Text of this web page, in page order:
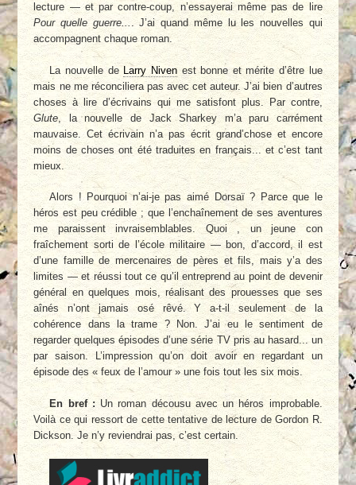
lecture — et par contre-coup, n’essayerai même pas de lire
Pour quelle guerre... . J’ai quand même lu les nouvelles qui
accompagnent chaque roman.
La nouvelle de Larry Nivenest bonne et mérite d’être lue
mais ne me réconciliera pas avec cet auteur. J’ai bien d’autres
choses à lire d’écrivains qui me satisfont plus. Par contre,
Glute , la nouvelle de Jack Sharkey m’a paru carrément
mauvaise. Cet écrivain n’a pas écrit grand’chose et encore
moins de choses ont été traduites en français... et c’est tant
mieux.
Alors ! Pourquoi n’ai-je pas aimé Dorsaï ? Parce que le
héros est peu crédible ; que l’enchaînement de ses aventures
me paraissent invraisemblables. Quoi , un jeune con
fraîchement sorti de l’école militaire — bon, d’accord, il est
d’une famille de mercenaires de pères et fils, mais y’a des
limites — et réussi tout ce qu’il entreprend au point de devenir
général en quelques mois, réalisant des prouesses que ses
aînés n’ont jamais osé rêvé. Y a-t-il seulement de la
cohérence dans la trame ? Non. J’ai eu le sentiment de
regarder quelques épisodes d’une série TV pris au hasard... un
par saison. L’impression qu’on doit avoir en regardant un
épisode des « feux de l’amour » une fois tout les six mois.
En bref :Un roman décousu avec un héros improbable.
Voilà ce qui ressort de cette tentative de lecture de Gordon R.
Dickson. Je n’y reviendrai pas, c’est certain.